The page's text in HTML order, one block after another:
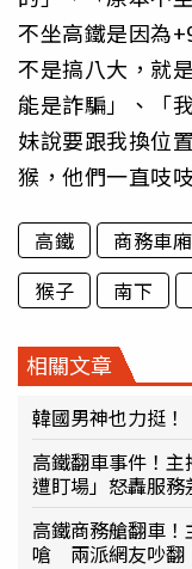
不坐高鐵是因為
不是搞八大，就
能是詐騙」、「
妹說要跟我換位
猴，他們一直吱
高鐵 商務車廂
猴子
南下
相關文章
韓國男神也力挺
高鐵翻車事件！
遭盯場」怒轟服
高鐵商務艙翻車
嗆 兩派網友吵翻